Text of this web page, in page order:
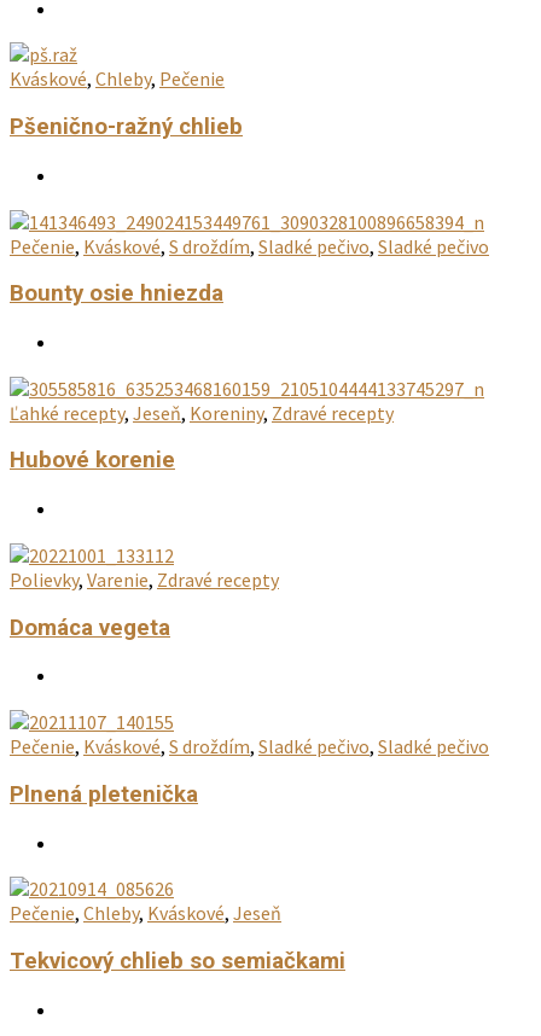
Kváskové, Chleby, Pečenie
Pšenično-ražný chlieb
Pečenie, Kváskové, S droždím, Sladké pečivo, Sladké pečivo
Bounty osie hniezda
Ľahké recepty, Jeseň, Koreniny, Zdravé recepty
Hubové korenie
Polievky, Varenie, Zdravé recepty
Domáca vegeta
Pečenie, Kváskové, S droždím, Sladké pečivo, Sladké pečivo
Plnená pletenička
Pečenie, Chleby, Kváskové, Jeseň
Tekvicový chlieb so semiačkami